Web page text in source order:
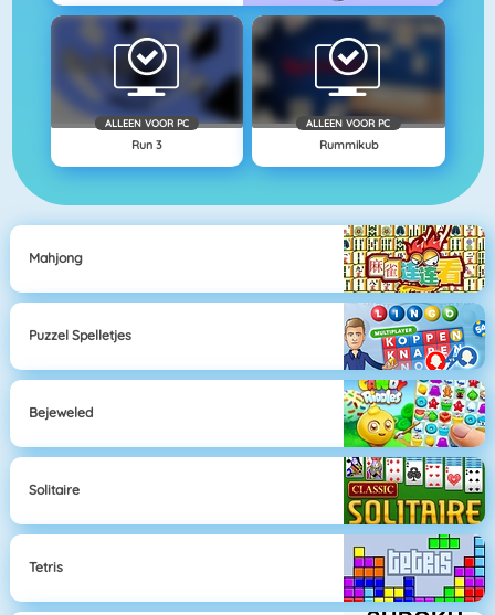
ALLEEN VOOR PC
Run 3
ALLEEN VOOR PC
Rummikub
Mahjong
Puzzel Spelletjes
Bejeweled
Solitaire
Tetris